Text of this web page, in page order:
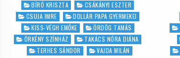
Posted
in
BÍRÓ KRISZTA
CSÁKÁNYI ESZTER
CSUJA IMRE
DOLLÁR PAPA GYERMEKEI
KISS-VÉGH EMŐKE
ÖRDÖG TAMÁS
ÖRKÉNY SZÍNHÁZ
TAKÁCS NÓRA DIÁNA
TERHES SÁNDOR
VAJDA MILÁN